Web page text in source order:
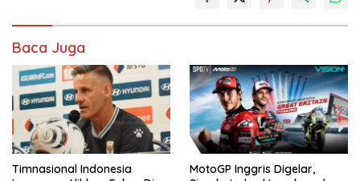
Baca Juga
Timnasional Indonesia
MotoGP Inggris Digelar,